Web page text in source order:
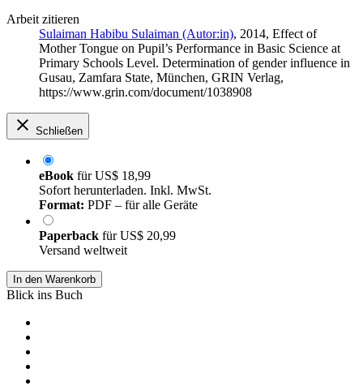
Arbeit zitieren
Sulaiman Habibu Sulaiman (Autor:in), 2014, Effect of
Mother Tongue on Pupil’s Performance in Basic Science at
Primary Schools Level. Determination of gender influence in
Gusau, Zamfara State, München, GRIN Verlag,
https://www.grin.com/document/1038908
Schließen
eBook fürUS$ 18,99
Sofort herunterladen. Inkl. MwSt.
Format: PDF – für alle Geräte
Paperback fürUS$ 20,99
Versand weltweit
In den Warenkorb
Blick ins Buch